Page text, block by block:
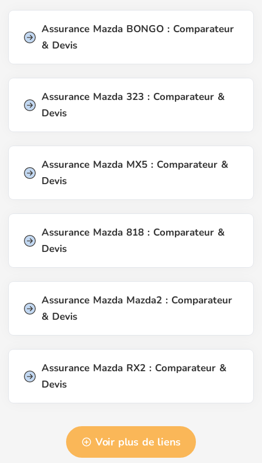
Assurance Mazda BONGO : Comparateur
& Devis
Assurance Mazda 323 : Comparateur &
Devis
Assurance Mazda MX5 : Comparateur &
Devis
Assurance Mazda 818 : Comparateur &
Devis
Assurance Mazda Mazda2 : Comparateur
& Devis
Assurance Mazda RX2 : Comparateur &
Devis
Voir plus de liens